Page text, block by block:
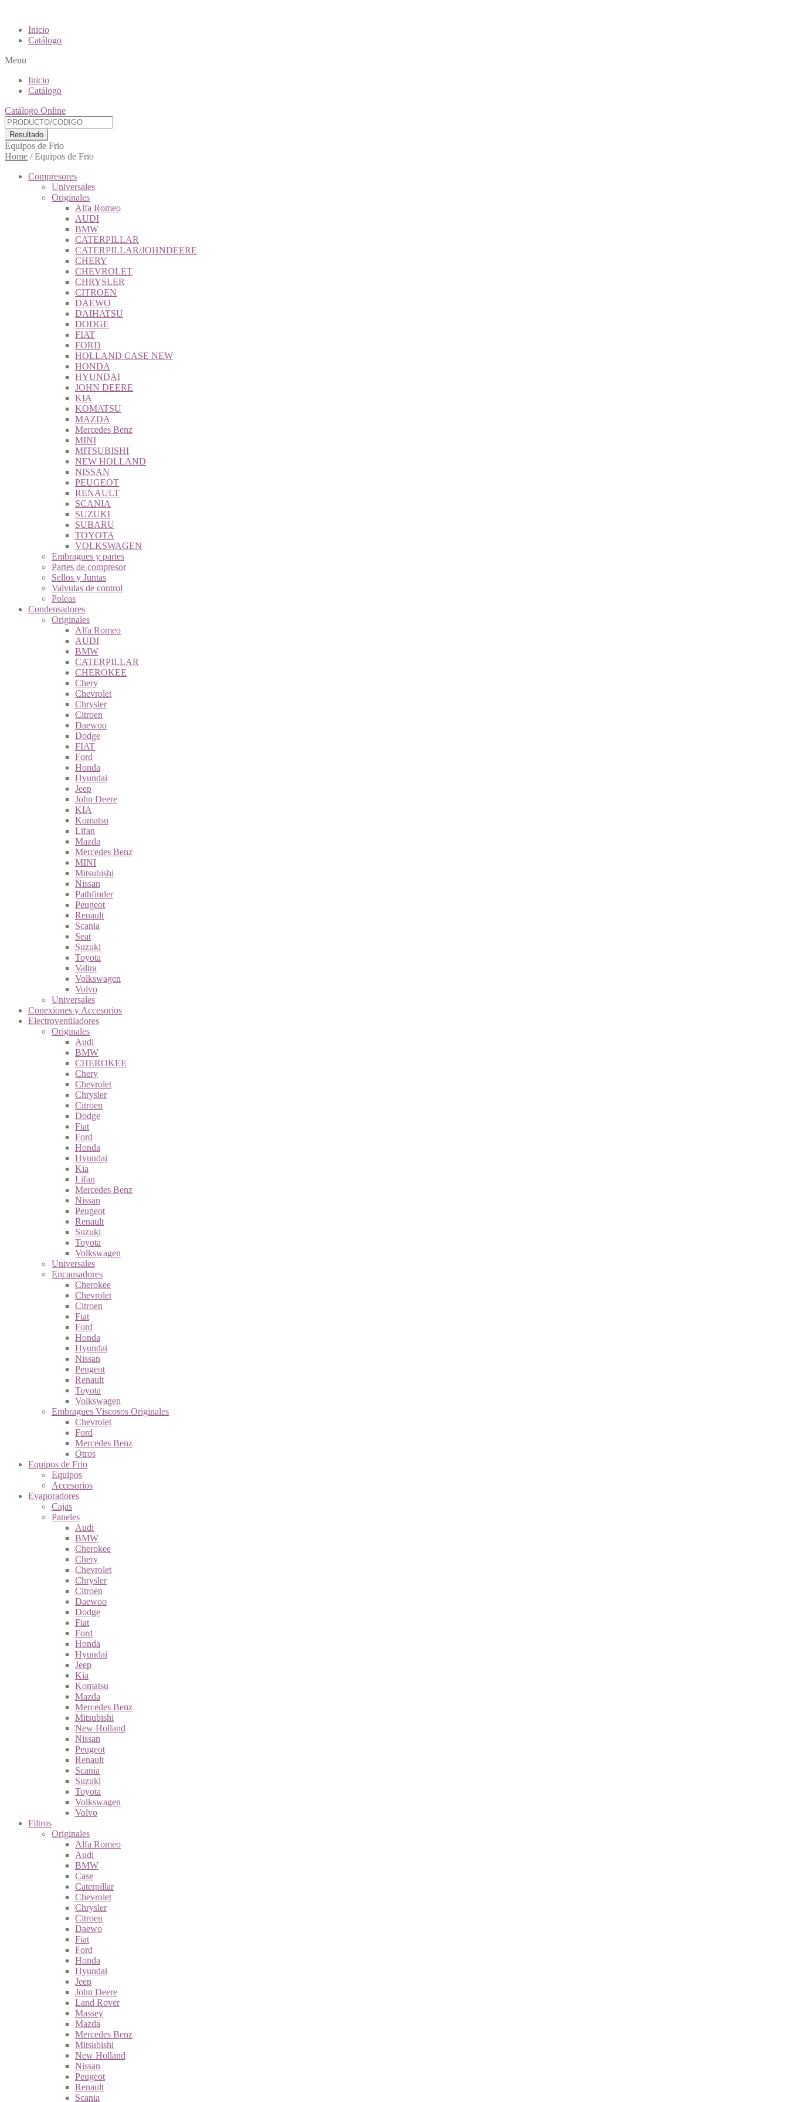
Inicio
Catálogo
Menu
Inicio
Catálogo
Catálogo Online
Resultado
Equipos de Frio
Home /Equipos de Frio
Compresores
Universales
Originales
Alfa Romeo
AUDI
BMW
CATERPILLAR
CATERPILLAR/JOHNDEERE
CHERY
CHEVROLET
CHRYSLER
CITROEN
DAEWO
DAIHATSU
DODGE
FIAT
FORD
HOLLAND CASE NEW
HONDA
HYUNDAI
JOHN DEERE
KIA
KOMATSU
MAZDA
Mercedes Benz
MINI
MITSUBISHI
NEW HOLLAND
NISSAN
PEUGEOT
RENAULT
SCANIA
SUZUKI
SUBARU
TOYOTA
VOLKSWAGEN
Embragues y partes
Partes de compresor
Sellos y Juntas
Valvulas de control
Poleas
Condensadores
Originales
Alfa Romeo
AUDI
BMW
CATERPILLAR
CHEROKEE
Chery
Chevrolet
Chrysler
Citroen
Daewoo
Dodge
FIAT
Ford
Honda
Hyundai
Jeep
John Deere
KIA
Komatsu
Lifan
Mazda
Mercedes Benz
MINI
Mitsubishi
Nissan
Pathfinder
Peugeot
Renault
Scania
Seat
Suzuki
Toyota
Valtra
Volkswagen
Volvo
Universales
Conexiones y Accesorios
Electroventiladores
Originales
Audi
BMW
CHEROKEE
Chery
Chevrolet
Chrysler
Citroen
Dodge
Fiat
Ford
Honda
Hyundai
Kia
Lifan
Mercedes Benz
Nissan
Peugeot
Renault
Suzuki
Toyota
Volkswagen
Universales
Encausadores
Cherokee
Chevrolet
Citroen
Fiat
Ford
Honda
Hyundai
Nissan
Peugeot
Renault
Toyota
Volkswagen
Embragues Viscosos Originales
Chevrolet
Ford
Mercedes Benz
Otros
Equipos de Frio
Equipos
Accesorios
Evaporadores
Cajas
Paneles
Audi
BMW
Cherokee
Chery
Chevrolet
Chrysler
Citroen
Daewoo
Dodge
Fiat
Ford
Honda
Hyundai
Jeep
Kia
Komatsu
Mazda
Mercedes Benz
Mitsubishi
New Holland
Nissan
Peugeot
Renault
Scania
Suzuki
Toyota
Volkswagen
Volvo
Filtros
Originales
Alfa Romeo
Audi
BMW
Case
Caterpillar
Chevrolet
Chrysler
Citroen
Daewo
Fiat
Ford
Honda
Hyundai
Jeep
John Deere
Land Rover
Massey
Mazda
Mercedes Benz
Mitsubishi
New Holland
Nissan
Peugeot
Renault
Scania